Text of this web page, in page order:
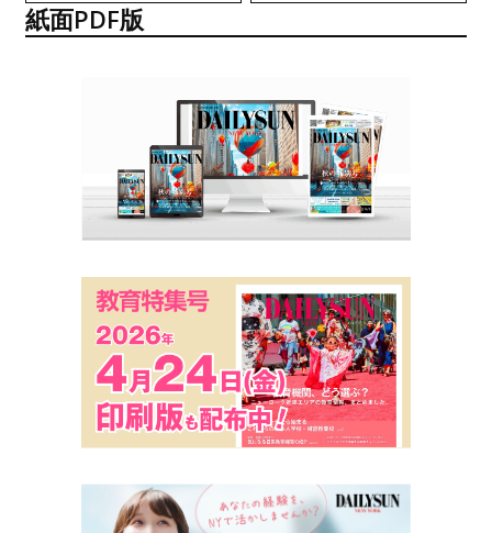
紙面PDF版